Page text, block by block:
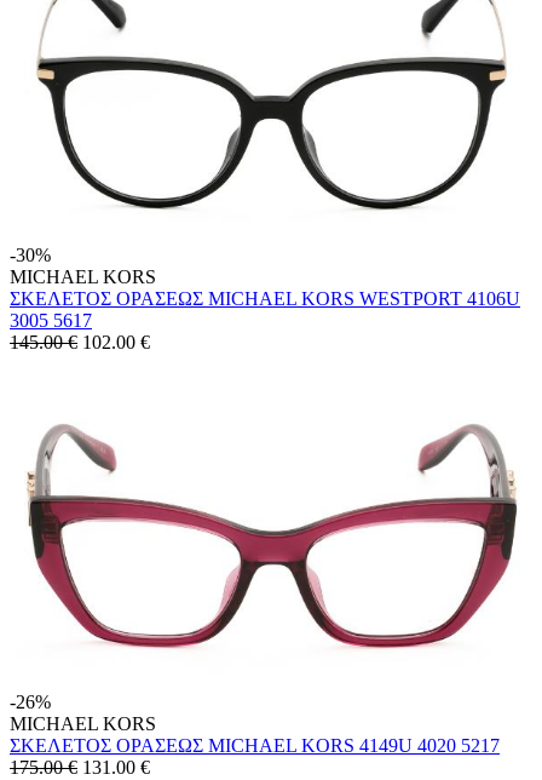
-30%
MICHAEL KORS
ΣΚΕΛΕΤΟΣ ΟΡΑΣΕΩΣ MICHAEL KORS WESTPORT 4106U
3005 5617
145.00 € 102.00 €
-26%
MICHAEL KORS
ΣΚΕΛΕΤΟΣ ΟΡΑΣΕΩΣ MICHAEL KORS 4149U 4020 5217
175.00 € 131.00 €